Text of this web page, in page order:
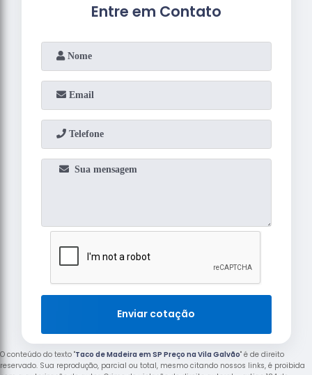
Entre em Contato
Enviar cotação
O conteúdo do texto "Taco de Madeira em SP Preço na Vila Galvão" é de direito
reservado. Sua reprodução, parcial ou total, mesmo citando nossos links, é proibida